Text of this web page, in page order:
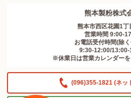
熊本製粉株式
熊本市西区花園1丁
営業時間 9:00-
お電話受付時間(除
9:30-12:00/13:00-
※休業日は営業カレンダー
(096)355-1821 (ネッ